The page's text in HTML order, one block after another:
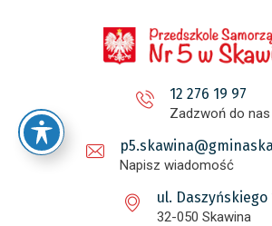
12 276 19 97
Zadzwoń do nas
Napisz wiadomość
ul. Daszyńskiego
32-050 Skawina